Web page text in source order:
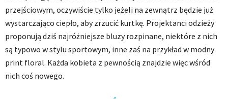
przejściowym, oczywiście tylko jeżeli na zewnątrz będzie już
wystarczająco ciepło, aby zrzucić kurtkę. Projektanci odzieży
proponują dziś najróżniejsze bluzy rozpinane, niektóre z nich
są typowo w stylu sportowym, inne zaś na przykład w modny
print floral. Każda kobieta z pewnością znajdzie więc wśród
nich coś nowego.